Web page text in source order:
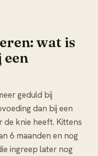
wat is
een
geduld bij
dan bij een
de knie heeft. Kittens
6 maanden en nog
ingreep later nog